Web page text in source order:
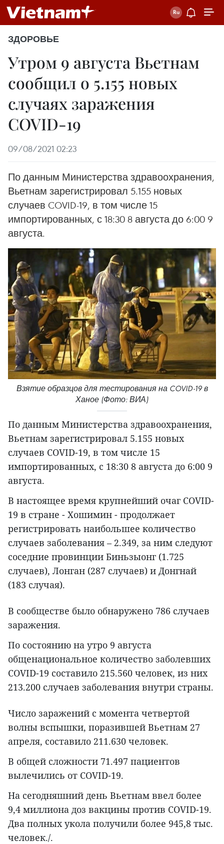
ЗДОРОВЬЕ
Утром 9 августа Вьетнам
сообщил о 5.155 новых
случаях заражения
COVID-19
09/08/2021 02:23
По данным Министерства здравоохранения,
Вьетнам зарегистрировал 5.155 новых
случаев COVID-19, в том числе 15
импортированных, с 18:30 8 августа до 6:00 9
августа.
Взятие образцов для тестирования на COVID-19 в
Ханое (Фото: ВИА)
По данным Министерства здравоохранения,
Вьетнам зарегистрировал 5.155 новых
случаев COVID-19, в том числе 15
импортированных, с 18:30 8 августа до 6:00 9
августа.
В настоящее время крупнейший очаг COVID-
19 в стране - Хошимин - продолжает
регистрировать наибольшее количество
случаев заболевания – 2.349, за ним следуют
соседние провинции Биньзыонг (1.725
случаев), Лонган (287 случаев) и Донгнай
(183 случая).
В сообществе было обнаружено 786 случаев
заражения.
По состоянию на утро 9 августа
общенациональное количество заболевших
COVID-19 составило 215.560 человек, из них
213.200 случаев заболевания внутри страны.
Число заражений с момента четвертой
волны вспышки, поразившей Вьетнам 27
апреля, составило 211.630 человек.
В общей сложности 71.497 пациентов
вылечились от COVID-19.
На сегодняшний день Вьетнам ввел более
9,4 миллиона доз вакцины против COVID-19.
Два полных укола получили более 945,8 тыс.
человек./.